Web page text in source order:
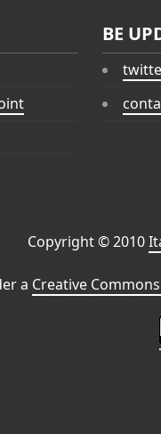
BE
Copyright © 2010
a Creative